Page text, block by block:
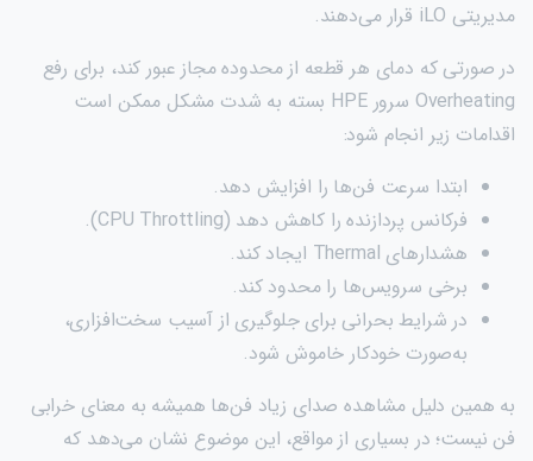
مدیریتی iLO قرار می‌دهند.
در صورتی که دمای هر قطعه از محدوده مجاز عبور کند، برای رفع
Overheating سرور HPE بسته به شدت مشکل ممکن است
اقدامات زیر انجام شود:
ابتدا سرعت فن‌ها را افزایش دهد.
فرکانس پردازنده را کاهش دهد (CPU Throttling).
هشدارهای Thermal ایجاد کند.
برخی سرویس‌ها را محدود کند.
در شرایط بحرانی برای جلوگیری از آسیب سخت‌افزاری،
به‌صورت خودکار خاموش شود.
به همین دلیل مشاهده صدای زیاد فن‌ها همیشه به معنای خرابی
فن نیست؛ در بسیاری از مواقع، این موضوع نشان می‌دهد که